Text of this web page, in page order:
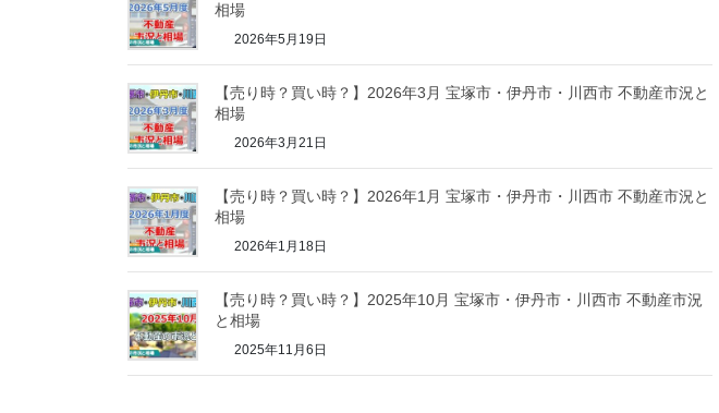
相場
2026年5月19日
【売り時？買い時？】2026年3月 宝塚市・伊丹市・川西市 不動産市況と
相場
2026年3月21日
【売り時？買い時？】2026年1月 宝塚市・伊丹市・川西市 不動産市況と
相場
2026年1月18日
【売り時？買い時？】2025年10月 宝塚市・伊丹市・川西市 不動産市況
と相場
2025年11月6日